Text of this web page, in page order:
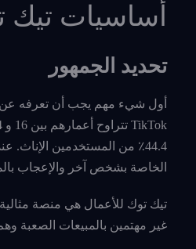
أساسيات تيك
تحديد الجمهور
TikTok تتراوح أعمارهم بين 16 و 24 عامًا. عندما يتعلق الأمر بالتركيبة السكانية للجنس فإن 55.4٪ من مستخدم
الخاصة بشخص آخر والإعجاب
غير مهتمين بالمبيعات الصعبة